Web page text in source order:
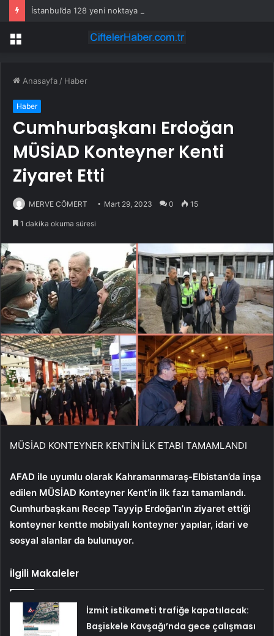
İstanbul’da 128 yeni noktaya daha EDS geliyor
Menü
Anasayfa / Haber
Haber
Cumhurbaşkanı Erdoğan
MÜSİAD Konteyner Kenti
Ziyaret Etti
MERVE CÖMERT Mart 29, 2023 0 15
1 dakika okuma süresi
MÜSİAD KONTEYNER KENTİN İLK ETABI TAMAMLANDI
AFAD ile uyumlu olarak Kahramanmaraş-Elbistan’da inşa
edilen MÜSİAD Konteyner Kent’in ilk fazı tamamlandı.
Cumhurbaşkanı Recep Tayyip Erdoğan’ın ziyaret ettiği
konteyner kentte mobilyalı konteyner yapılar, idari ve
sosyal alanlar da bulunuyor.
İlgili Makaleler
İzmit istikameti trafiğe kapatılacak:
Başiskele Kavşağı’nda gece çalışması